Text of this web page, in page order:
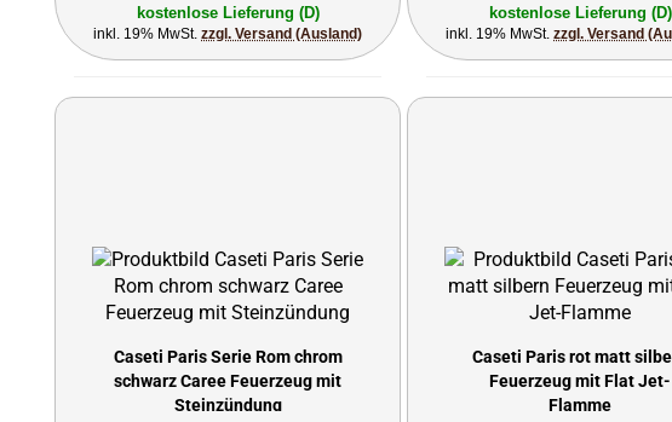
kostenlose Lieferung (D)
inkl. 19% MwSt.zzgl. Versand (Ausland)
kostenlose Lieferung (D)
inkl. 19% MwSt.zzgl. Versand
Caseti Paris Serie Rom chrom
schwarz Caree Feuerzeug mit
Steinzündung
Caseti Paris rot matt
Feuerzeug mit Flat Jet-
Flamme